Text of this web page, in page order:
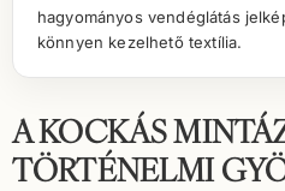
hagyományos vendéglátás
könnyen kezelhető textília.
A KOCKÁS
TÖRTÉNELMI